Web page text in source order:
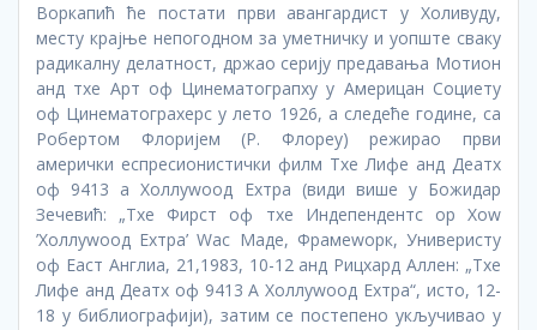
Воркапић ће постати први авангардист у Холивуду,
месту крајње непогодном за уметничку и уопште сваку
радикалну делатност, држао серију предавања Мотион
анд тхе Арт оф Цинематограпхy у Америцан Социетy
оф Цинематограхерс у лето 1926, а следеће године, са
Робертом Флоријем (Р. Флореy) режирао први
амерички еспресионистички филм Тхе Лифе анд Деатх
оф 9413 а Холлywоод Еxтра (види више у Божидар
Зечевић: „Тхе Фирст оф тхе Индепендентс ор Хоw
’Холлywоод Еxтра’ Wас Маде, Фрамеwорк, Универистy
оф Еаст Англиа, 21,1983, 10-12 анд Рицхард Аллен: „Тхе
Лифе анд Деатх оф 9413 А Холлywоод Еxтра“, исто, 12-
18 у библиографији), затим се постепено укључивао у